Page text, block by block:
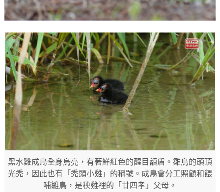
黑水雞成鳥全身烏亮，有著鮮紅色的醒目額盾。雛鳥的頭頂
光禿，因此也有「禿頭小雞」的稱號。成鳥會分工照顧和餵
哺雛鳥，是秧雞裡的「廿四孝」父母。